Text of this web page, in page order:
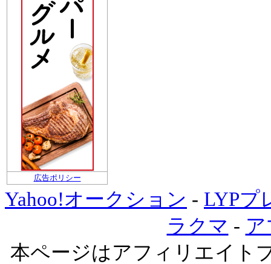
広告ポリシー
Yahoo!オークション - LYPプ
ラクマ -
本ページはアフィリエイト